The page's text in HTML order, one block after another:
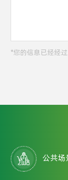
*您的信息已经经
公共场